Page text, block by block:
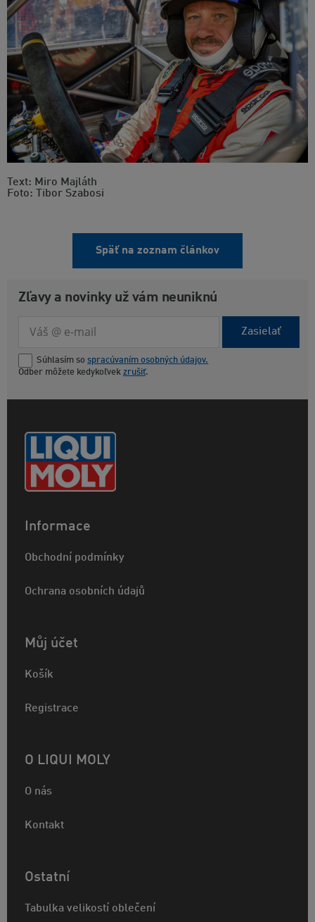
Text: Miro Majláth
Foto: Tibor Szabosi
Späť na zoznam článkov
Zľavy a novinky už vám neuniknú
Zasielať
Súhlasím so spracúvaním osobných údajov.
Odber môžete kedykoľvek zrušiť.
Informace
Obchodní podmínky
Ochrana osobních údajů
Můj účet
Košík
Registrace
O LIQUI MOLY
O nás
Kontakt
Ostatní
Tabulka velikostí oblečení